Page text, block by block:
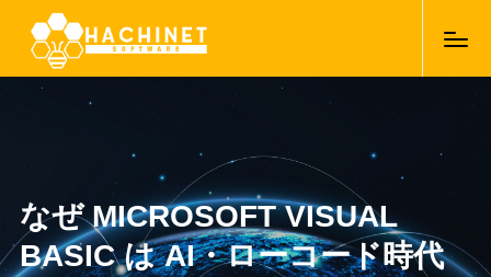
なぜ MICROSOFT VISUAL
BASIC は AI・ローコード時代